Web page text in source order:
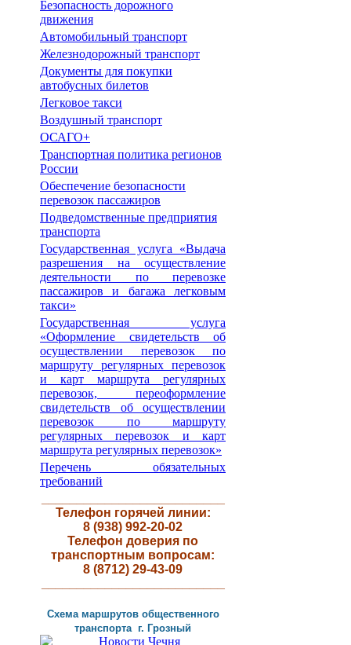
Безопасность дорожного
движения
Автомобильный транспорт
Железнодорожный транспорт
Документы для покупки
автобусных билетов
Легковое такси
Воздушный транспорт
ОСАГО+
Транспортная политика регионов
России
Обеспечение безопасности
перевозок пассажиров
Подведомственные предприятия
транспорта
Государственная услуга «Выдача
разрешения на осуществление
деятельности по перевозке
пассажиров и багажа легковым
такси»
Государственная услуга
«Оформление свидетельств об
осуществлении перевозок по
маршруту регулярных перевозок
и карт маршрута регулярных
перевозок, переоформление
свидетельств об осуществлении
перевозок по маршруту
регулярных перевозок и карт
маршрута регулярных перевозок»
Перечень обязательных
требований
Телефон горячей линии:
8 (938) 992-20-02
Телефон доверия по
транспортным вопросам:
8 (8712) 29-43-09
Схема маршрутов общественного
транспорта г. Грозный